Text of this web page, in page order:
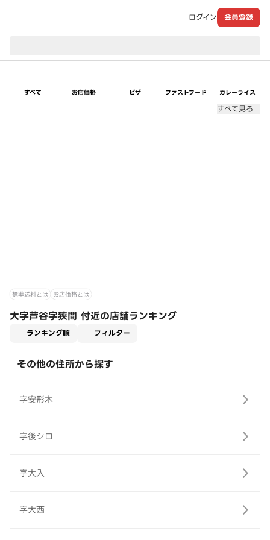
ログイン 会員登録
すべて お店価格 ピザ ファストフード カレーライス
すべて見る
標準送料とは お店価格とは
大字芦谷字狭間 付近の店舗ランキング
ランキング順 フィルター
その他の住所から探す
字安形木
字後シロ
字大入
字大西